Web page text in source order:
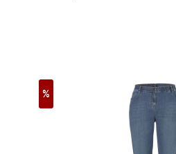
%